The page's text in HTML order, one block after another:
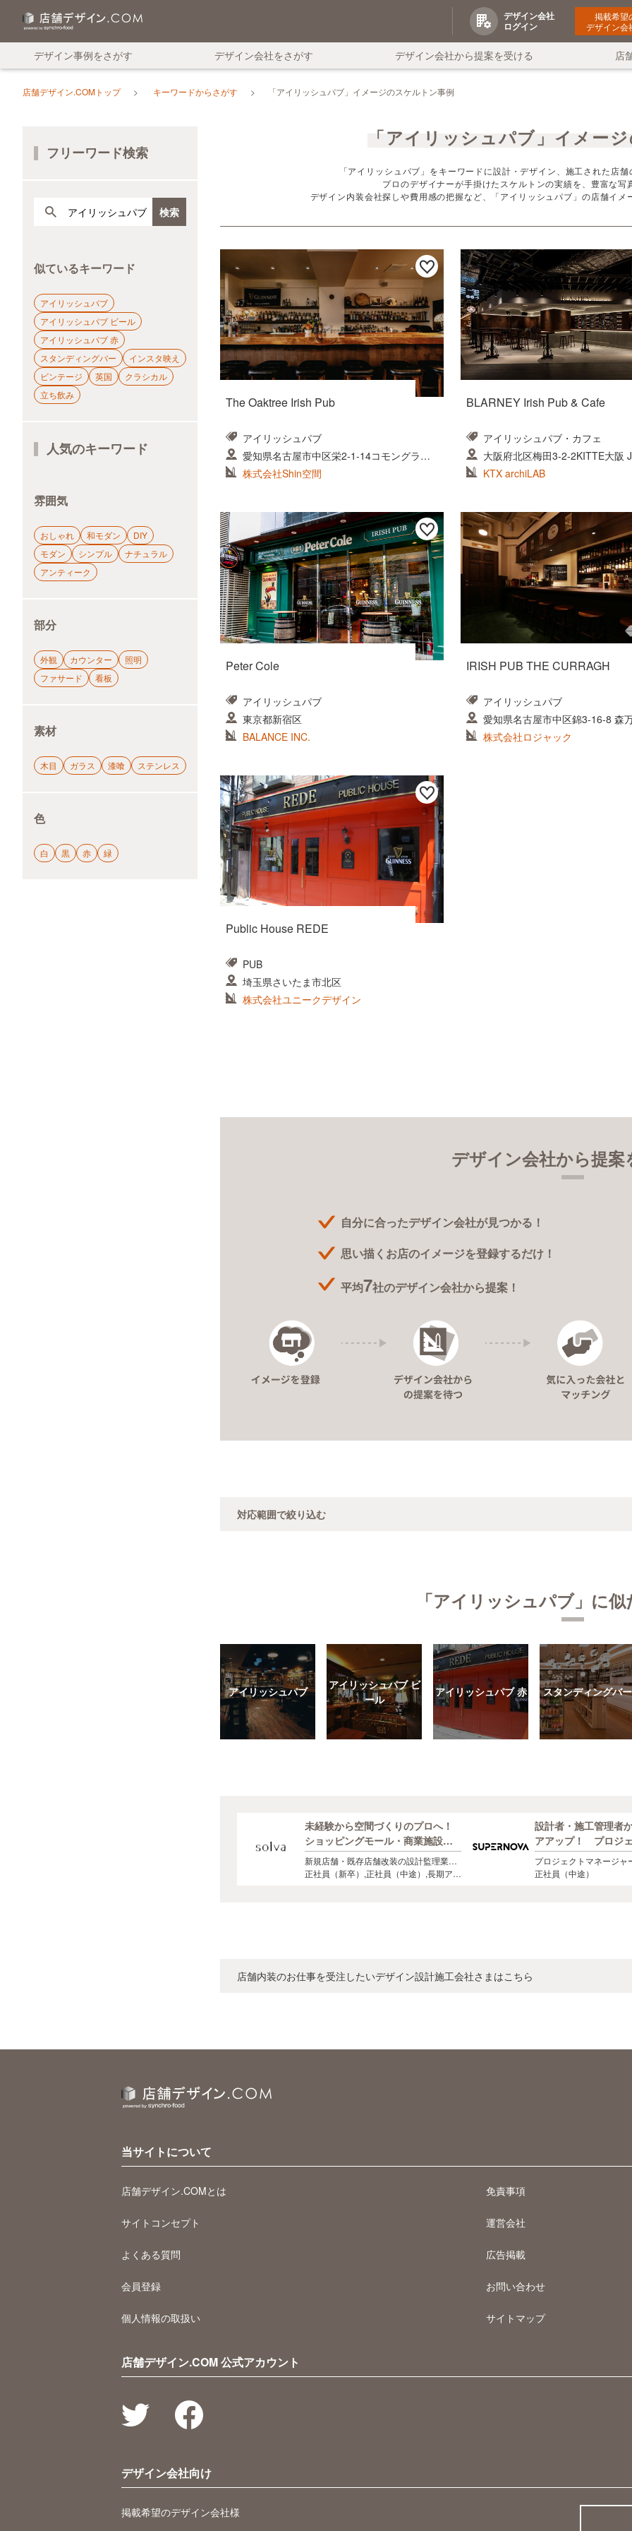
デザイン会社
ログイン
掲載希望
デザイン会
デザイン事例をさがす デザイン会社をさがす デザイン会社から提案を受ける 店
店舗デザイン.COMトップ キーワードからさがす 「アイリッシュパブ」イメージのスケルトン事例
フリーワード検索
似ているキーワード
アイリッシュパブ
アイリッシュパブ ビール
アイリッシュパブ 赤
スタンディングバー
インスタ映え
ビンテージ
英国
クラシカル
立ち飲み
人気のキーワード
雰囲気
おしゃれ 和モダン
DIY
モダン
シンプル
ナチュラル
アンティーク
部分
外観 カウンター
照明
ファサード
看板
素材
木目 ガラス 漆喰 ステンレス
色
白 黒 赤 緑
「アイリッシュパブ」イメー
「アイリッシュパブ」をキーワードに設計・デザイン、施工された店
プロのデザイナーが手掛けたスケルトンの実績を、豊富な
デザイン内装会社探しや費用感の把握など、「アイリッシュパブ」の店舗イ
The Oaktree Irish Pub
アイリッシュパブ
愛知県名古屋市中区栄2-1-14コモングラウ
ンドビルB1F
株式会社Shin空間
BLARNEY Irish Pub & Cafe
アイリッシュパブ・カフェ
大阪府北区梅田3-2-2KITTE大阪
1F
KTX archiLAB
Peter Cole
アイリッシュパブ
東京都新宿区
BALANCE INC.
IRISH PUB THE CURRAGH
アイリッシュパブ
愛知県名古屋市中区錦3-16-8 森
株式会社ロジャック
Public House REDE
PUB
埼玉県さいたま市北区
株式会社ユニークデザイン
デザイン会社から提案
自分に合ったデザイン会社が見つかる！
思い描くお店のイメージを登録するだけ！
平均7社のデザイン会社から提案！
対応範囲で絞り込む
「アイリッシュパブ」に
アイリッシュパブ
アイリッシュパブ ビ
ール
アイリッシュパブ 赤 スタンディングバー
未経験から空間づくりのプロへ！
ショッピングモール・商業施設な
どの店舗づくりを企画から引渡し
まで担当する空間ディレクター
新規店舗・既存店舗改装の設計監理業務
（デザインから設計監理・現場管理ま
正社員（新卒）,正社員（中途）,長期アル
設計者・施工管理者
アアップ！ プロジ
ジャー募集
プロジェクトマネージャ
装・空間デザイン
正社員（中途）
店舗内装のお仕事を受注したいデザイン設計施工会社さまはこちら
当サイトについて
店舗デザイン.COMとは
サイトコンセプト
よくある質問
会員登録
個人情報の取扱い
免責事項
運営会社
広告掲載
お問い合わせ
サイトマップ
店舗デザイン.COM 公式アカウント
デザイン会社向け
掲載希望のデザイン会社様